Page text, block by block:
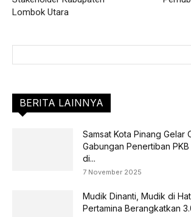
Lombok Utara
BERITA LAINNYA
Samsat Kota Pinang Gelar
Gabungan Penertiban PKB
di...
7 November 2025
Mudik Dinanti, Mudik di
Pertamina Berangkatkan